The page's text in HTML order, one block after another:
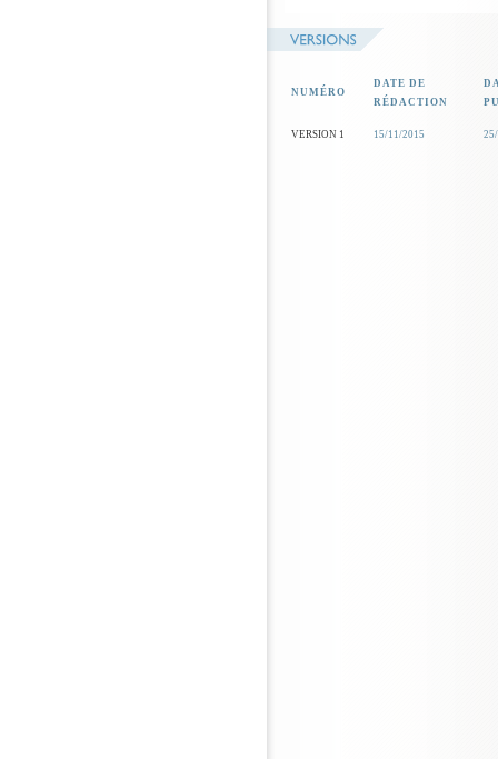
NUMÉRO
DATE DE
RÉDACTION
VERSION 1 15/11/2015